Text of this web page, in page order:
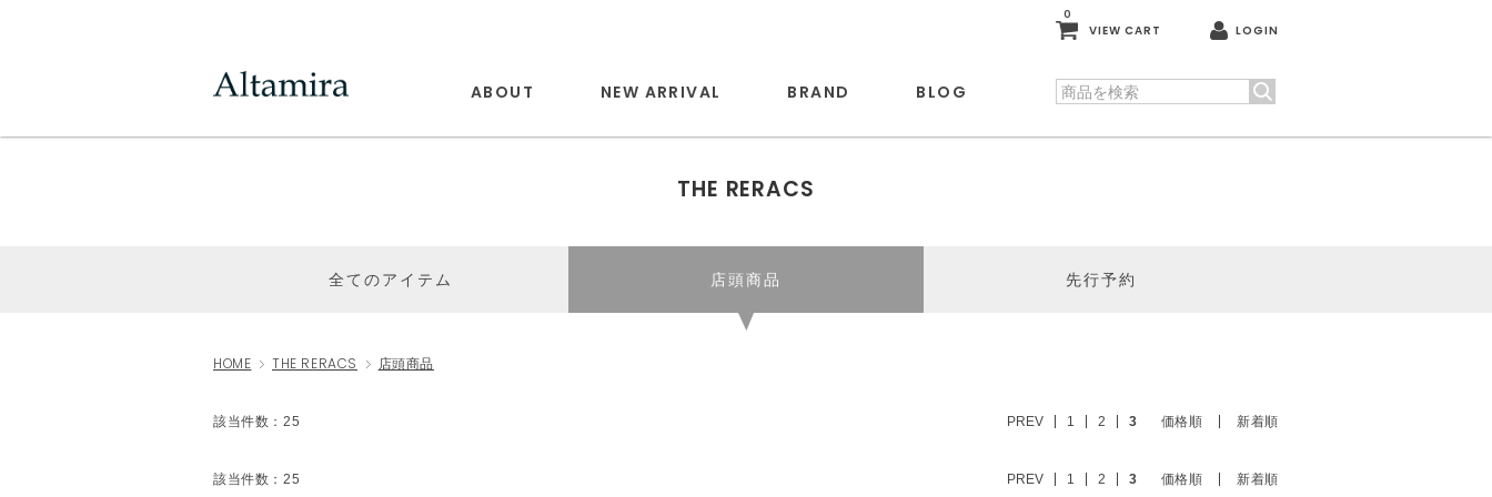
0
VIEW CART LOGIN
ABOUT NEW ARRIVAL BRAND BLOG
THE RERACS
全てのアイテム 店頭商品 先行予約
HOME THE RERACS 店頭商品
該当件数：25 価格順 新着順
PREV 1 2 3
該当件数：25 価格順 新着順
PREV 1 2 3